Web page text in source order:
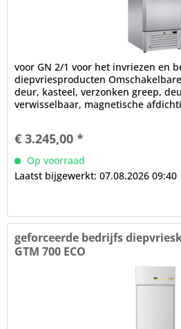
voor GN 2/1 voor het invriezen en
diepvriesproducten
deur, kasteel, verzonken greep,
verwisselbaar, magnetische
€ 3.245,00 *
Op voorraad
Laatst bijgewerkt: 07.08.2026 09:40
geforceerde bedrijfs
GTM 700 ECO